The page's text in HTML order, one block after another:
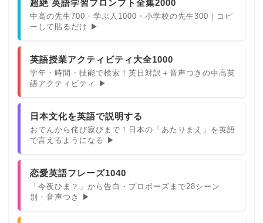
超絶 英語学習プロンプト全集2000
中高の先生700・学ぶ人1000・小学校の先生300｜コピ
ーして貼るだけ ▶
英語授業アクティビティ大全1000
学年・時間・技能で検索！英日対訳＋音声つきの中高英
語アクティビティ ▶
日本文化を英語で説明する
おでんから侘び寂びまで！日本の「あたりまえ」を英語
で言えるようになる ▶
恋愛英語フレーズ1040
「今夜ひま？」から告白・プロポーズまで28シーン
別・音声つき ▶